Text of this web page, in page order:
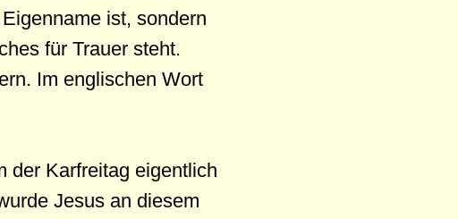
ist, sondern
für Trauer steht.
Im englischen Wort
der Karfreitag eigentlich
Jesus an diesem